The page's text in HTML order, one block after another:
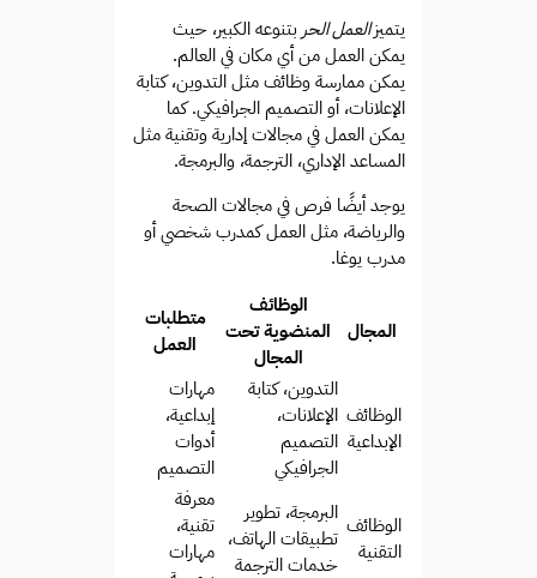
يتميزالعمل الحر بتنوعه الكبير، حيث
يمكن العمل من أي مكان في العالم.
يمكن ممارسة وظائف مثل التدوين، كتابة
الإعلانات، أو التصميم الجرافيكي. كما
يمكن العمل في مجالات إدارية وتقنية مثل
المساعد الإداري، الترجمة، والبرمجة.
يوجد أيضًا فرص في مجالات الصحة
والرياضة، مثل العمل كمدرب شخصي أو
مدرب يوغا.
المجال
الوظائف
المنضوية تحت
المجال
متطلبات
العمل
الوظائف
الإبداعية
التدوين، كتابة
الإعلانات،
التصميم
الجرافيكي
مهارات
إبداعية،
أدوات
التصميم
الوظائف
التقنية
البرمجة، تطوير
تطبيقات الهاتف،
خدمات الترجمة
معرفة
تقنية،
مهارات